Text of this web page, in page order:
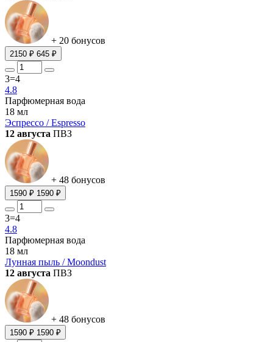
+ 20 бонусов
2150 ₽ 645 ₽
3=4
4.8
Парфюмерная вода
18 мл
Эспрессо / Espresso
12 августа ПВЗ
+ 48 бонусов
1590 ₽ 1590 ₽
3=4
4.8
Парфюмерная вода
18 мл
Лунная пыль / Moondust
12 августа ПВЗ
+ 48 бонусов
1590 ₽ 1590 ₽